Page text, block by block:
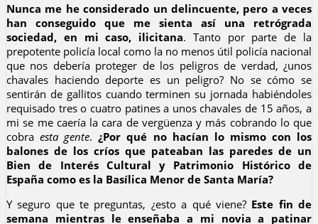
Nunca me he considerado un delincuente, pero a veces
han conseguido que me sienta así una retrógrada
sociedad, en mi caso, ilicitana. Tanto por parte de la
prepotente policía local como la no menos útil policía nacional
que nos debería proteger de los peligros de verdad, ¿unos
chavales haciendo deporte es un peligro? No se cómo se
sentirán de gallitos cuando terminen su jornada habiéndoles
requisado tres o cuatro patines a unos chavales de 15 años, a
mi se me caería la cara de vergüenza y más cobrando lo que
cobraesta gente. ¿Por qué no hacían lo mismo con los
balones de los críos que pateaban las paredes de un
Bien de Interés Cultural y Patrimonio Histórico de
España como es la Basílica Menor de Santa María?
Y seguro que te preguntas, ¿esto a qué viene? Este fin de
semana mientras le enseñaba a mi novia a patinar